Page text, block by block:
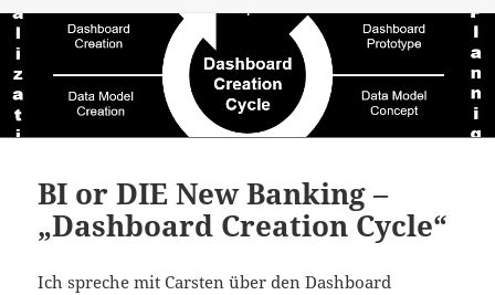
BI or DIE New Banking –
„Dashboard Creation Cycle“
Ich spreche mit Carsten über den Dashboard